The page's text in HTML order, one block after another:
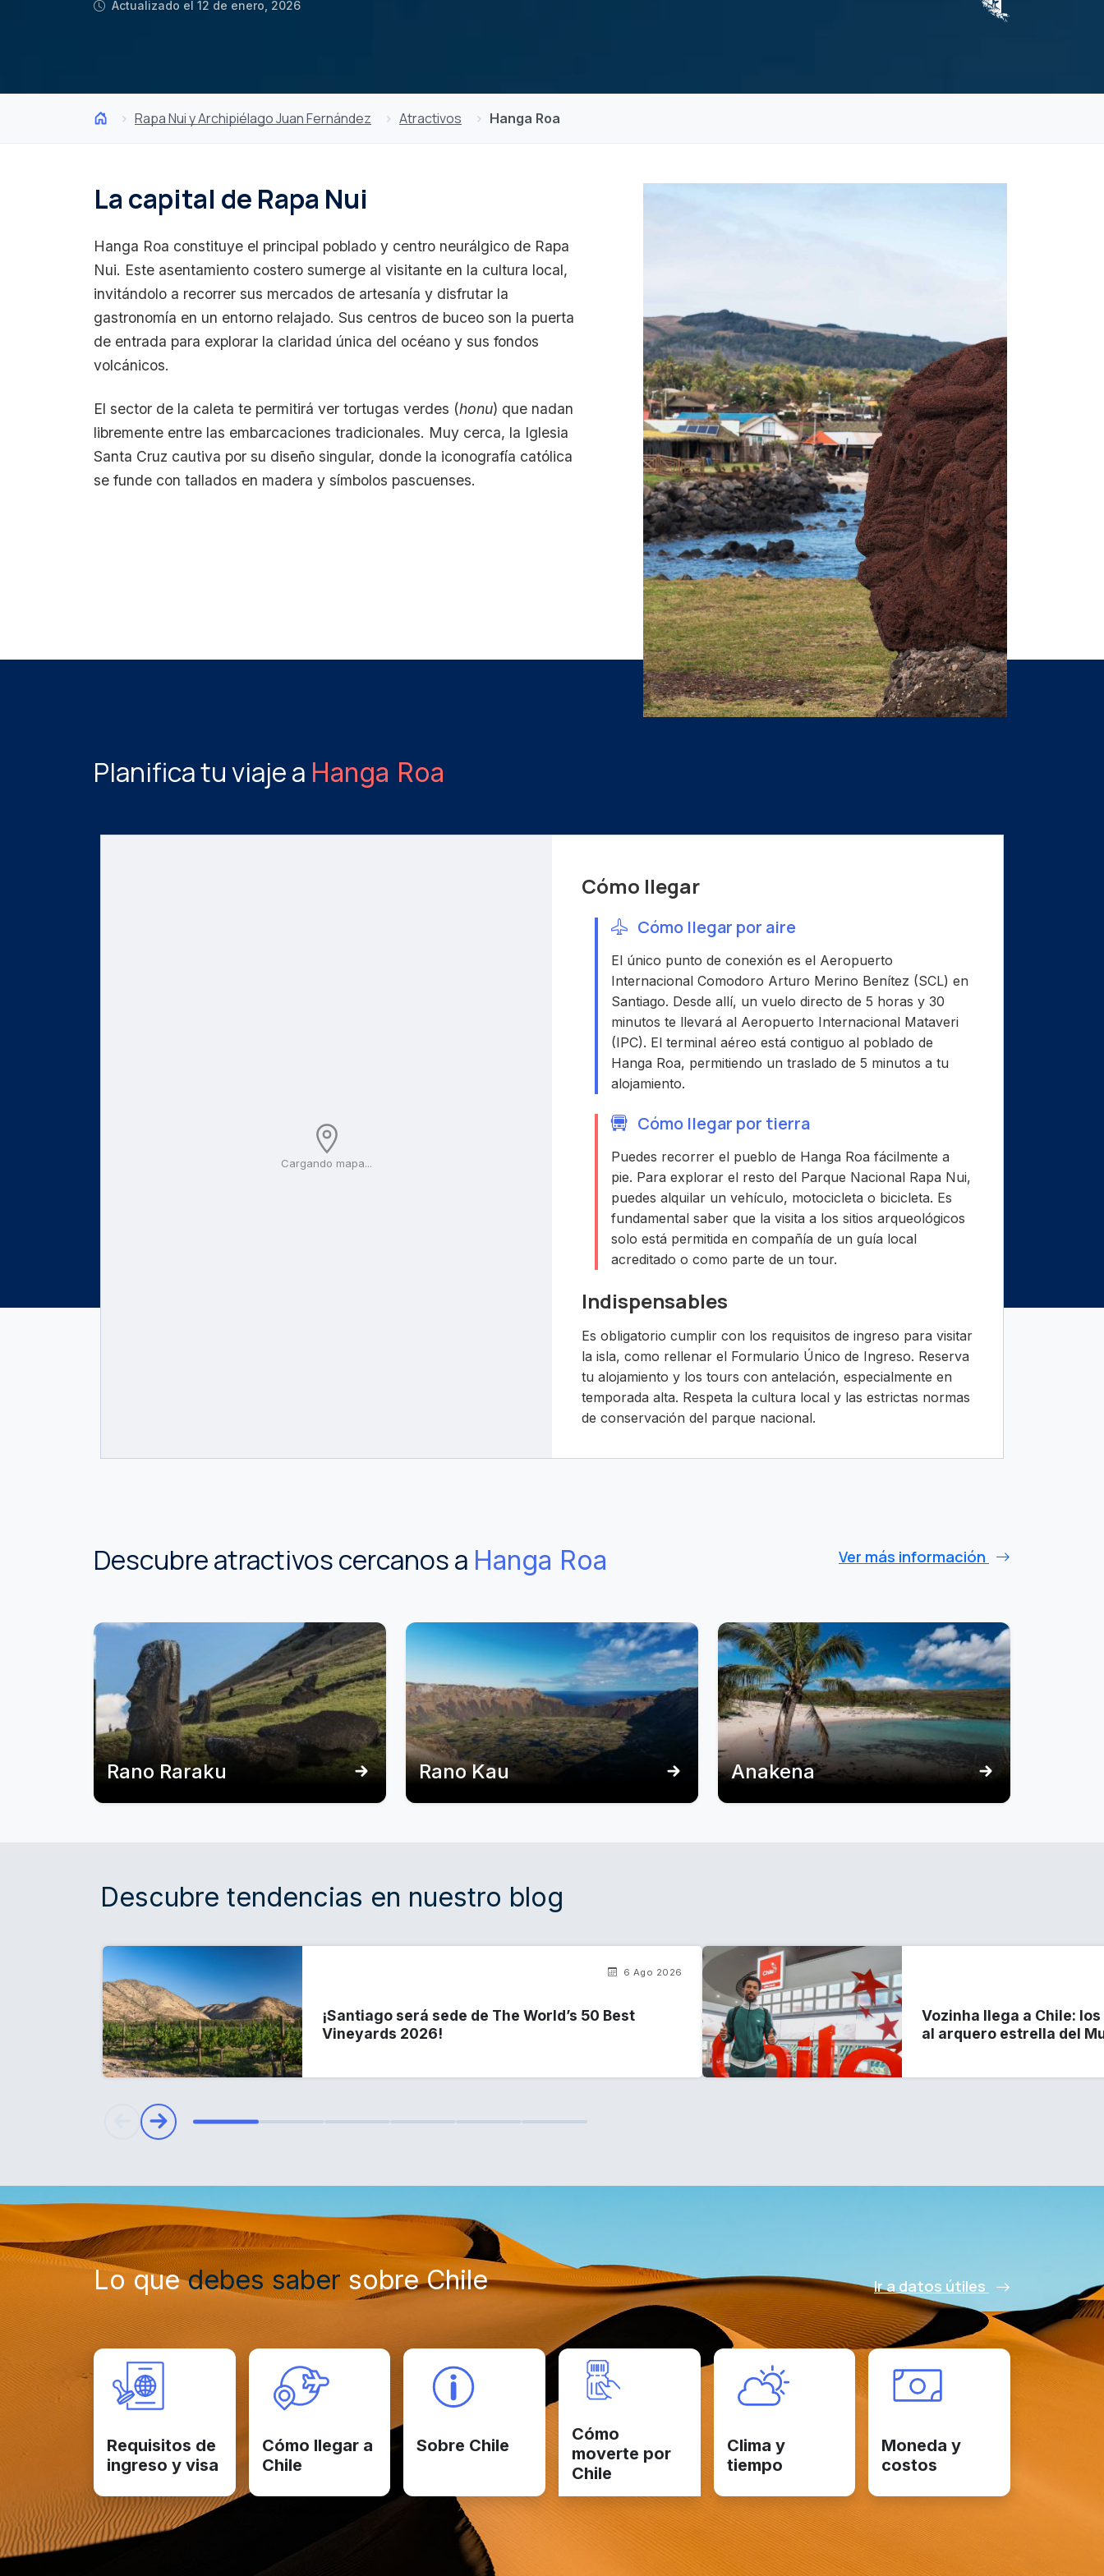
Actualizado el 12 de enero, 2026
Rapa Nui y Archipiélago Juan Fernández Atractivos Hanga Roa
La capital de Rapa Nui
Hanga Roa constituye el principal poblado y centro neurálgico de Rapa
Nui. Este asentamiento costero sumerge al visitante en la cultura local,
invitándolo a recorrer sus mercados de artesanía y disfrutar la
gastronomía en un entorno relajado. Sus centros de buceo son la puerta
de entrada para explorar la claridad única del océano y sus fondos
volcánicos.
El sector de la caleta te permitirá ver tortugas verdes (honu) que nadan
libremente entre las embarcaciones tradicionales. Muy cerca, la Iglesia
Santa Cruz cautiva por su diseño singular, donde la iconografía católica
se funde con tallados en madera y símbolos pascuenses.
Planifica tu viaje a Hanga Roa
Cargando mapa...
Cómo llegar
Cómo llegar por aire
El único punto de conexión es el Aeropuerto
Internacional Comodoro Arturo Merino Benítez (SCL) en
Santiago. Desde allí, un vuelo directo de 5 horas y 30
minutos te llevará al Aeropuerto Internacional Mataveri
(IPC). El terminal aéreo está contiguo al poblado de
Hanga Roa, permitiendo un traslado de 5 minutos a tu
alojamiento.
Cómo llegar por tierra
Puedes recorrer el pueblo de Hanga Roa fácilmente a
pie. Para explorar el resto del Parque Nacional Rapa Nui,
puedes alquilar un vehículo, motocicleta o bicicleta. Es
fundamental saber que la visita a los sitios arqueológicos
solo está permitida en compañía de un guía local
acreditado o como parte de un tour.
Indispensables
Es obligatorio cumplir con los requisitos de ingreso para visitar
la isla, como rellenar el Formulario Único de Ingreso. Reserva
tu alojamiento y los tours con antelación, especialmente en
temporada alta. Respeta la cultura local y las estrictas normas
de conservación del parque nacional.
Descubre atractivos cercanos a Hanga Roa Ver más información
Rano Raraku Rano Kau Anakena
Descubre tendencias en nuestro blog
6 Ago 2026
¡Santiago será sede de The World’s 50 Best
Vineyards 2026!
Vozinha llega a Chile:
al arquero estrella del
Lo quedebes saber sobre Chile Ir a datos útiles
Requisitos de
ingreso y visa
Cómo llegar a
Chile
Sobre Chile
Cómo
moverte por
Chile
Clima y
tiempo
Moneda y
costos